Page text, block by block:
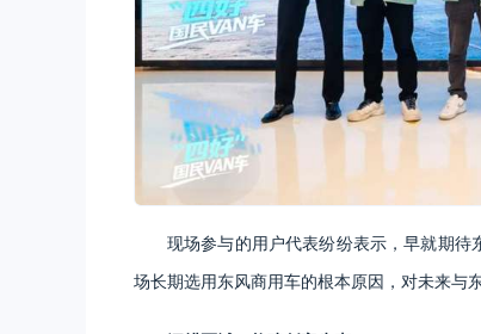
现场参与的用户代表纷纷表示，早就期
场长期选用东风商用车的根本原因，对未来与